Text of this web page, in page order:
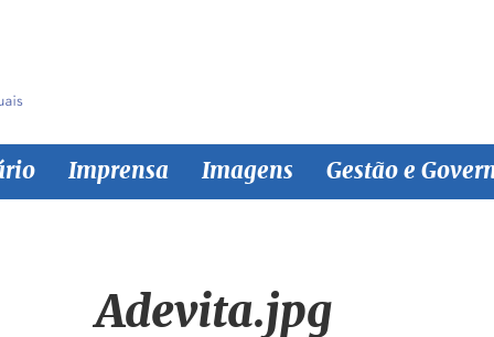
Imprensa Imagens Gestão e
Adevita.jpg